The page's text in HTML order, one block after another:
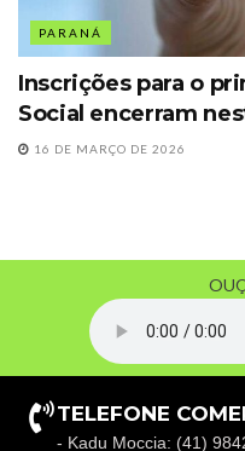
PARANÁ
Inscrições para o
Social encerram
16 DE MARÇO DE 2026
TELEFONE
- Kadu Moccia: (41)